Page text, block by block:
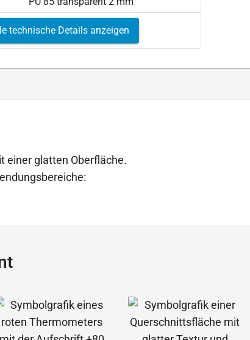
technische Details anzeigen
einer glatten Oberfläche.